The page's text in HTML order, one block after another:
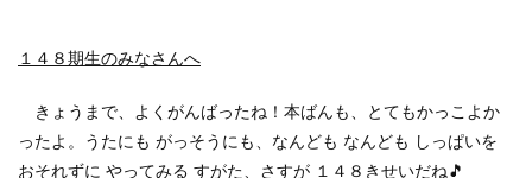
１４８期生のみなさんへ
きょうまで、よくがんばったね！本ばんも、とてもかっこよか
ったよ。うたにも がっそうにも、なんども なんども しっぱいを
おそれずに やってみる すがた、さすが １４８きせいだね🎵